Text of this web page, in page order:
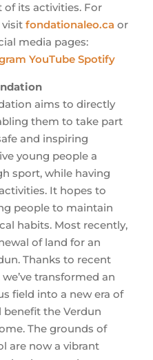
of its activities. For
fondationaleo.ca or
media pages:
YouTube Spotify
aims to directly
them to take part
and inspiring
young people a
sport, while having
It hopes to
people to maintain
habits. Most recently,
of land for an
Thanks to recent
transformed an
field into a new era of
benefit the Verdun
The grounds of
are now a vibrant